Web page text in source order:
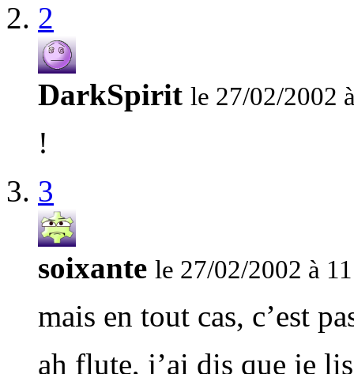
2
DarkSpirit le 27/02/2002
!
3
soixante le 27/02/2002 à
mais en tout cas, c’est
ah flute, j’ai dis que je